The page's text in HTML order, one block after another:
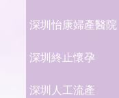
深圳怡康婦產醫院
深圳終止懷孕
深圳人工流產